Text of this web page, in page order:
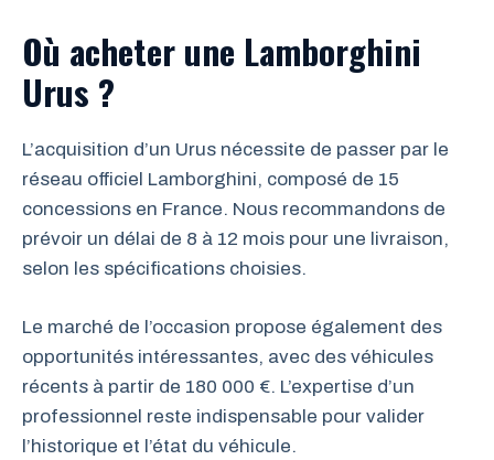
Où acheter une Lamborghini
Urus ?
L’acquisition d’un Urus nécessite de passer par le
réseau officiel Lamborghini, composé de 15
concessions en France. Nous recommandons de
prévoir un délai de 8 à 12 mois pour une livraison,
selon les spécifications choisies.
Le marché de l’occasion propose également des
opportunités intéressantes, avec des véhicules
récents à partir de 180 000 €. L’expertise d’un
professionnel reste indispensable pour valider
l’historique et l’état du véhicule.